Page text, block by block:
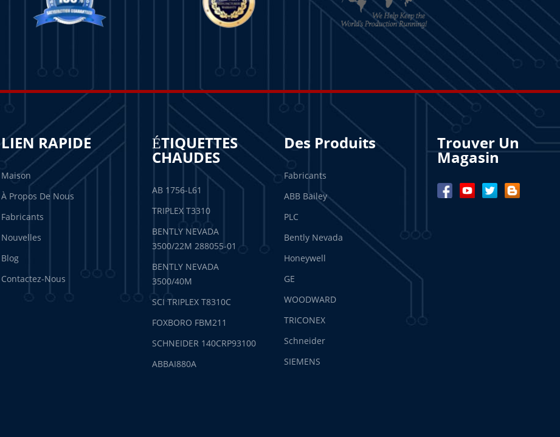
LIEN RAPIDE
Maison
À Propos De Nous
Fabricants
Nouvelles
Blog
Contactez-Nous
ÉTIQUETTES
CHAUDES
AB 1756-L61
TRIPLEX T3310
BENTLY NEVADA
3500/22M 288055-01
BENTLY NEVADA
3500/40M
SCI TRIPLEX T8310C
FOXBORO FBM211
SCHNEIDER 140CRP93100
ABBAI880A
Des Produits
Fabricants
ABB Bailey
PLC
Bently Nevada
Honeywell
GE
WOODWARD
TRICONEX
Schneider
SIEMENS
Trouver Un
Magasin